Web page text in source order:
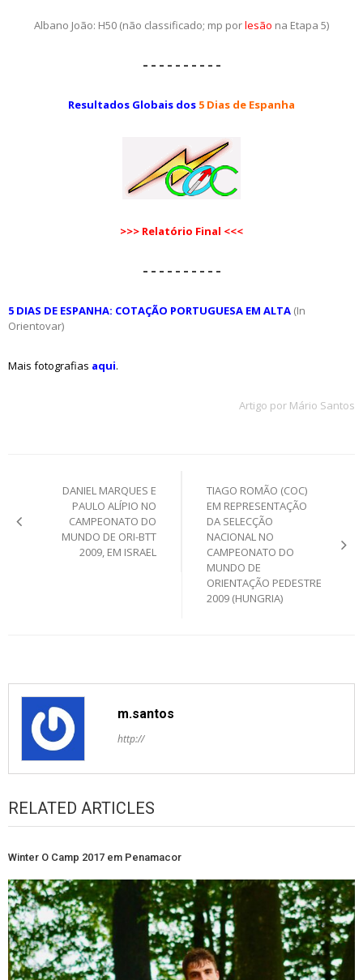
Albano João: H50 (não classificado; mp porlesão na Etapa 5)
– – – – – – – – – –
Resultados Globais dos 5 Dias de Espanha
>>> Relatório Final <<<
– – – – – – – – – –
5 DIAS DE ESPANHA: COTAÇÃO PORTUGUESA EM ALTA (In
Orientovar)
Mais fotografias aqui.
Artigo por Mário Santos
navigation
DANIEL MARQUES E
PAULO ALÍPIO NO
CAMPEONATO DO
MUNDO DE ORI-BTT
2009, EM ISRAEL
TIAGO ROMÃO (COC)
EM REPRESENTAÇÃO
DA SELECÇÃO
NACIONAL NO
CAMPEONATO DO
MUNDO DE
ORIENTAÇÃO PEDESTRE
2009 (HUNGRIA)
m.santos
http://
RELATED ARTICLES
Winter O Camp 2017 em Penamacor